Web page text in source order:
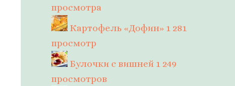
просмотра
Картофель «Дофин» 1 281
просмотр
Булочки с вишней 1 249
просмотров